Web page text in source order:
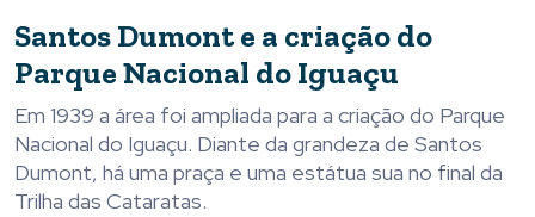
Santos Dumont e a criação do
Parque Nacional do Iguaçu
Em 1939 a área foi ampliada para a criação do Parque
Nacional do Iguaçu. Diante da grandeza de Santos
Dumont, há uma praça e uma estátua sua no final da
Trilha das Cataratas.